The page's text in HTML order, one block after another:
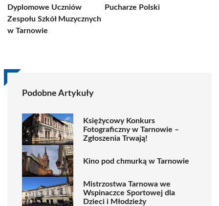
Dyplomowe Uczniów
Zespołu Szkół Muzycznych
w Tarnowie
Pucharze Polski
Podobne Artykuły
Księżycowy Konkurs
Fotograficzny w Tarnowie –
Zgłoszenia Trwają!
Kino pod chmurką w Tarnowie
Mistrzostwa Tarnowa we
Wspinaczce Sportowej dla
Dzieci i Młodzieży